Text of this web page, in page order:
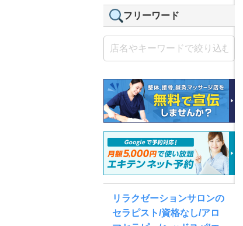
フリーワード
リラクゼーションサロンの
セラピスト/資格なし/アロ